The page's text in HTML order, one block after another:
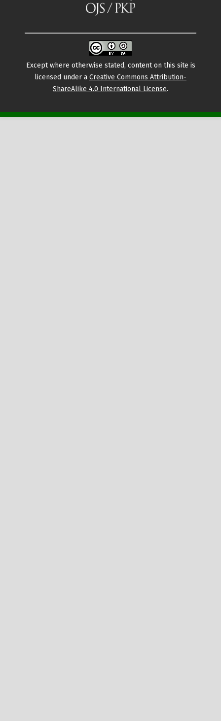
Except where otherwise stated, content on this site is
licensed under a Creative Commons Attribution-
ShareAlike 4.0 International License.